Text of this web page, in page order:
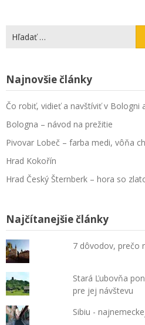
Hľadať:
Najnovšie články
Čo robiť, vidieť a navštíviť v Bologni
Bologna – návod na prežitie
Pivovar Lobeč – farba medi, vôňa
Hrad Kokořín
Hrad Český Šternberk – hora so
Najčítanejšie články
7 dôvodov, prečo
Stará Ľubovňa
pre jej návštevu
Sibiu -